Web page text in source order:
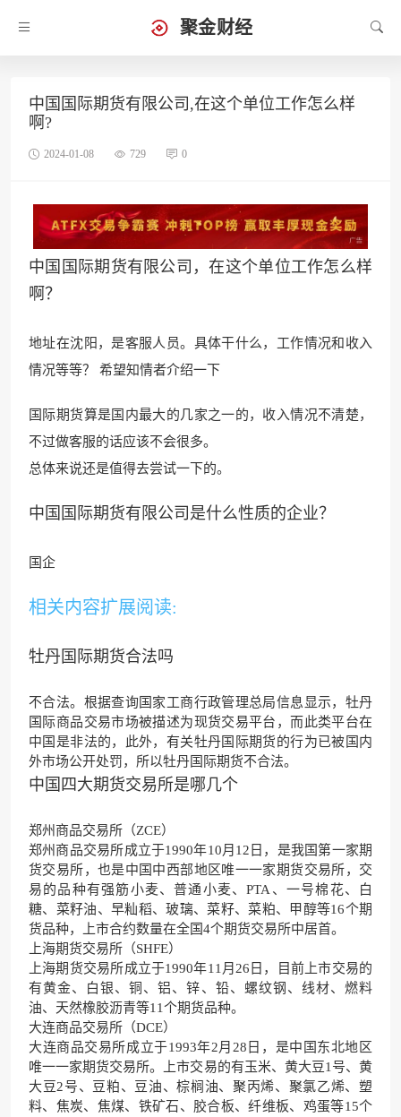
聚金财经
中国国际期货有限公司,在这个单位工作怎么样
啊?
2024-01-08 729 0
中国国际期货有限公司，在这个单位工作怎么样
啊？
地址在沈阳，是客服人员。具体干什么，工作情况和收入
情况等等？ 希望知情者介绍一下
国际期货算是国内最大的几家之一的，收入情况不清楚，
不过做客服的话应该不会很多。
总体来说还是值得去尝试一下的。
中国国际期货有限公司是什么性质的企业？
国企
相关内容扩展阅读:
牡丹国际期货合法吗
不合法。根据查询国家工商行政管理总局信息显示，牡丹
国际商品交易市场被描述为现货交易平台，而此类平台在
中国是非法的，此外，有关牡丹国际期货的行为已被国内
外市场公开处罚，所以牡丹国际期货不合法。
中国四大期货交易所是哪几个
郑州商品交易所（ZCE）
郑州商品交易所成立于1990年10月12日，是我国第一家期
货交易所，也是中国中西部地区唯一一家期货交易所，交
易的品种有强筋小麦、普通小麦、PTA、一号棉花、白
糖、菜籽油、早籼稻、玻璃、菜籽、菜粕、甲醇等16个期
货品种，上市合约数量在全国4个期货交易所中居首。
上海期货交易所（SHFE）
上海期货交易所成立于1990年11月26日，目前上市交易的
有黄金、白银、铜、铝、锌、铅、螺纹钢、线材、燃料
油、天然橡胶沥青等11个期货品种。
大连商品交易所（DCE）
大连商品交易所成立于1993年2月28日，是中国东北地区
唯一一家期货交易所。上市交易的有玉米、黄大豆1号、黄
大豆2号、豆粕、豆油、棕榈油、聚丙烯、聚氯乙烯、塑
料、焦炭、焦煤、铁矿石、胶合板、纤维板、鸡蛋等15个